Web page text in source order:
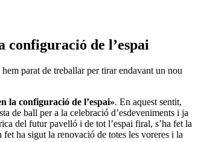
configuració de l’espai
parat de treballar per tirar endavant un nou
la configuració de l’espai». En aquest sentit,
de ball per a la celebració d’esdeveniments i ja
del futur pavelló i de tot l’espai firal, s’ha fet la
ha sigut la renovació de totes les voreres i la